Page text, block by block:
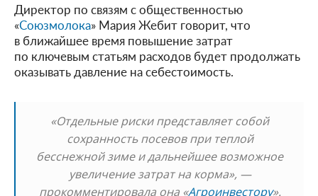
Директор по связям с общественностью
«Союзмолока» Мария Жебит говорит, что
в ближайшее время повышение затрат
по ключевым статьям расходов будет продолжать
оказывать давление на себестоимость.
«Отдельные риски представляет собой
сохранность посевов при теплой
бесснежной зиме и дальнейшее возможное
увеличение затрат на корма», —
прокомментировала она «Агроинвестору».